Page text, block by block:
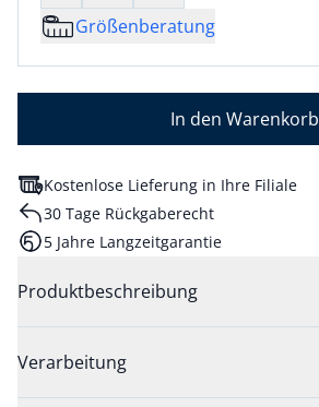
Größenberatung
In den Warenkorb
Kostenlose Lieferung in Ihre Filiale
30 Tage Rückgaberecht
5 Jahre Langzeitgarantie
Produktbeschreibung
Verarbeitung